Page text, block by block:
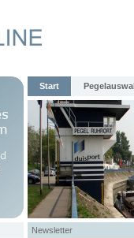
Start
Newsletter